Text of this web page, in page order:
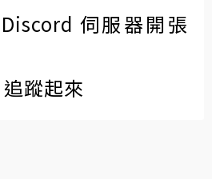
伺服器開張
蹤起來